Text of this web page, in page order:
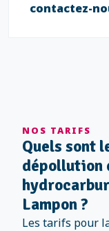
contactez-
NOS TARIFS
Quels sont
dépollution
Lampon ?
Les tarifs pour